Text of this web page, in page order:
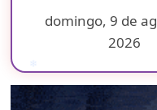
domingo, 9 de
2026